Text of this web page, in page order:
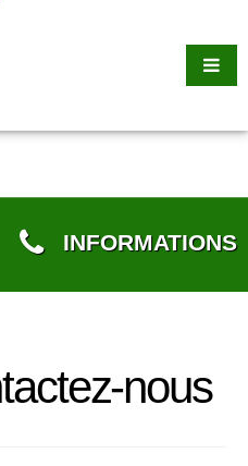
INFORMATIONS
nous